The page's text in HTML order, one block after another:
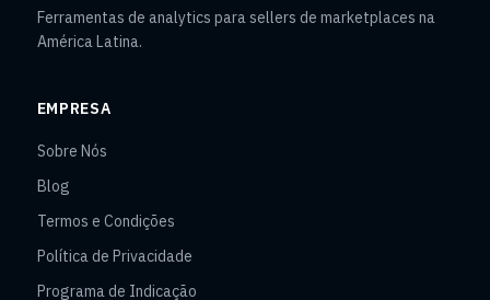
Ferramentas de analytics para sellers de marketplaces na
América Latina.
EMPRESA
Sobre Nós
Blog
Termos e Condições
Política de Privacidade
Programa de Indicação